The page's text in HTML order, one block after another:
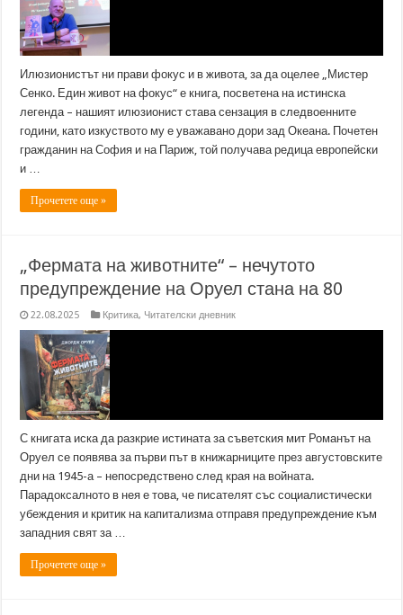
Илюзионистът ни прави фокус и в живота, за да оцелее „Мистер
Сенко. Един живот на фокус“ е книга, посветена на истинска
легенда – нашият илюзионист става сензация в следвоенните
години, като изкуството му е уважавано дори зад Океана. Почетен
гражданин на София и на Париж, той получава редица европейски
и …
Прочетете още »
„Фермата на животните“ – нечутото
предупреждение на Оруел стана на 80
22.08.2025 Критика, Читателски дневник
С книгата иска да разкрие истината за съветския мит Романът на
Оруел се появява за първи път в книжарниците през августовските
дни на 1945-а – непосредствено след края на войната.
Парадоксалното в нея е това, че писателят със социалистически
убеждения и критик на капитализма отправя предупреждение към
западния свят за …
Прочетете още »